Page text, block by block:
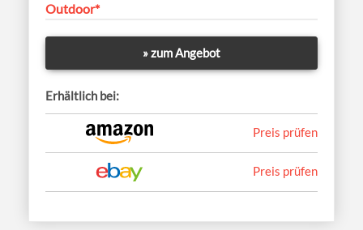
Outdoor*
» zum Angebot
Erhältlich bei:
Preis prüfen
Preis prüfen